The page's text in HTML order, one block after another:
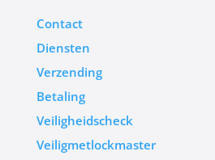
Contact
Diensten
Verzending
Betaling
Veiligheidscheck
Veiligmetlockmaster